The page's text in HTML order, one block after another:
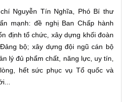
Nguyễn Tín Nghĩa, Phó Bí thư
mạnh: đề nghị Ban Chấp hành
định tổ chức, xây dựng khối đoàn
bộ; xây dựng đội ngũ cán bộ
lý đủ phẩm chất, năng lực, uy tín,
hết sức phục vụ Tổ quốc và